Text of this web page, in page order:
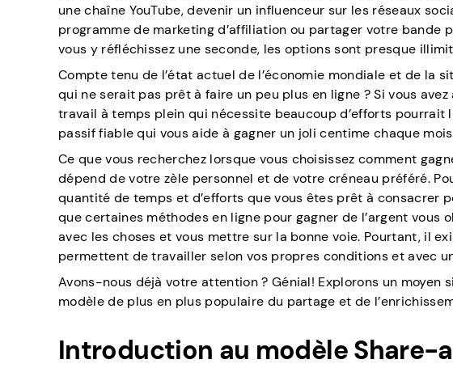
une chaîne YouTube, devenir un influenceur sur les réseaux
programme de marketing d’affiliation ou partager votre bande
vous y réfléchissez une seconde, les options sont presque
Compte tenu de l’état actuel de l’économie mondiale et de la
qui ne serait pas prêt à faire un peu plus en ligne ? Si vous
travail à temps plein qui nécessite beaucoup d’efforts
passif fiable qui vous aide à gagner un joli centime chaque
Ce que vous recherchez lorsque vous choisissez comment
dépend de votre zèle personnel et de votre créneau préféré.
quantité de temps et d’efforts que vous êtes prêt à consacrer
que certaines méthodes en ligne pour gagner de l’argent
avec les choses et vous mettre sur la bonne voie. Pourtant, il
permettent de travailler selon vos propres conditions et avec
Avons-nous déjà votre attention ? Génial! Explorons un moyen
modèle de plus en plus populaire du partage et de
Introduction au modèle Share-